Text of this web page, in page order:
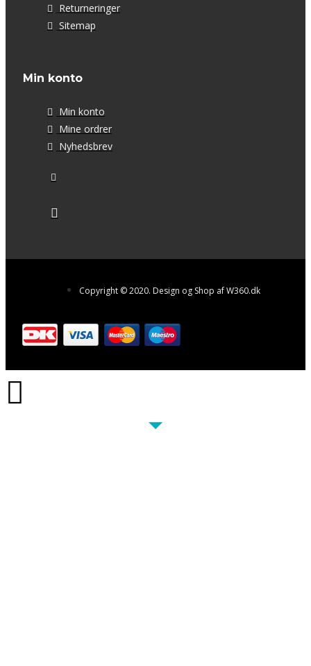
Returneringer
Sitemap
Min konto
Min konto
Mine ordrer
Nyhedsbrev
Copyright © 2020. Design og Shop af W360.dk